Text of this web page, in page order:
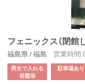
フェニックス（閉館
福島県 / 福島 営業時間
男女で入れる
岩盤浴
駐車場あり